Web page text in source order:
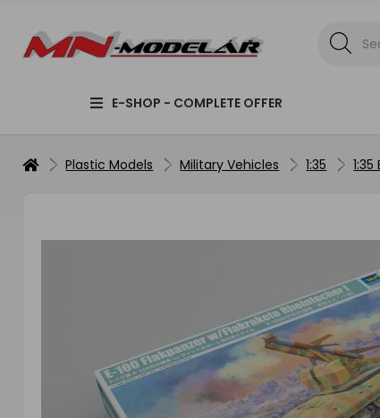
E-SHOP - COMPLETE OFFER
Plastic Models Military Vehicles 1:35